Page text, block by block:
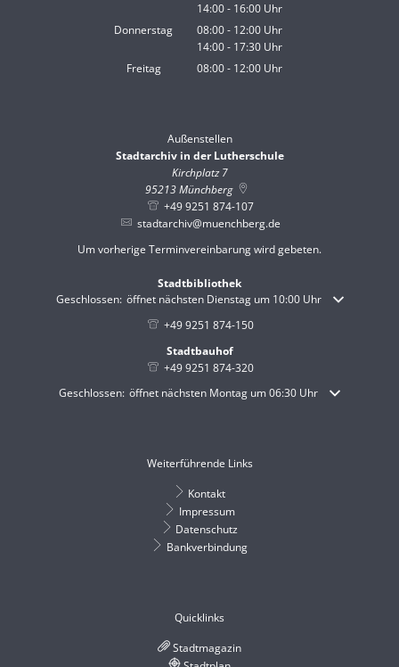
Von 08:00 bis 12:00 Uhr
14:00- 16:00 Uhr
Von 14:00 bis 16:00 Uhr
Donnerstag 08:00- 12:00 Uhr
Von 08:00 bis 12:00 Uhr
14:00- 17:30 Uhr
Von 14:00 bis 17:30 Uhr
Freitag 08:00- 12:00 Uhr
Außenstellen
Stadtarchiv in der Lutherschule
Kirchplatz 7
95213Münchberg
+49 9251 874-107
stadtarchiv@muenchberg.de
Um vorherige Terminvereinbarung wird gebeten.
Stadtbibliothek
Klicken, um weitere Öffnungs- oder Schließzeiten auszublenden
Geschlossen: öffnet nächsten Dienstag um 10:00 Uhr
+49 9251 874-150
Stadtbauhof
+49 9251 874-320
Klicken, um weitere Öffnungs- oder Schließzeiten auszublenden
Geschlossen: öffnet nächsten Montag um 06:30 Uhr
Weiterführende Links
Kontakt
Impressum
Datenschutz
Bankverbindung
Quicklinks
Stadtmagazin